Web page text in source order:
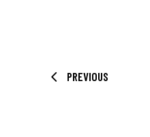
PREVIOUS